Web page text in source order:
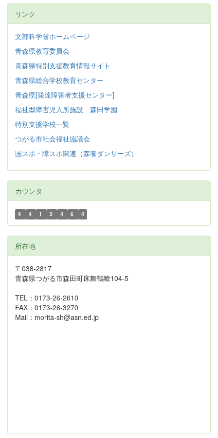
リンク
文部科学省ホームページ
青森県教育委員会
青森県特別支援教育情報サイト
青森県総合学校教育センター
青森県[発達障害者支援センター]
福祉型障害児入所施設 森田学園
特別支援学校一覧
つがる市社会福祉協議会
国スポ・障スポ関連（森養ダンサーズ）
カウンタ
4 4 1 2 4 6 4
所在地
〒038-2817
青森県つがる市森田町床舞鶴喰104-5
TEL：0173-26-2610
FAX：0173-26-3270
Mail：morita-sh@asn.ed.jp